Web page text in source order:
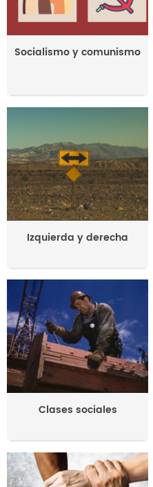
Socialismo y comunismo
Izquierda y derecha
Clases sociales